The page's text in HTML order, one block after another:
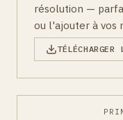
résolution —
ou l'ajouter à vos
TÉLÉCHARGER